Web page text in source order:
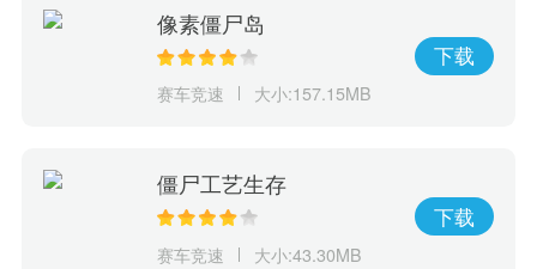
像素僵尸岛
赛车竞速 大小:157.15MB
下载
僵尸工艺生存
赛车竞速 大小:43.30MB
下载